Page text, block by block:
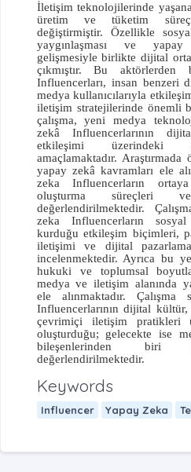
İletişim teknolojilerinde
üretim ve tüketim
değiştirmiştir. Özellikle
yaygınlaşması ve
gelişmesiyle birlikte dijital
çıkmıştır. Bu
Influencerları, insan benzeri
medya kullanıcılarıyla
iletişim stratejilerinde önemli
çalışma, yeni medya
zekâ Influencerlarının
etkileşimi üzerindeki
amaçlamaktadır.
yapay zekâ kavramları ele
zeka Influencerların
oluşturma süreçleri
değerlendirilmektedir.
zeka Influencerların sosyal
kurduğu etkileşim biçimleri,
iletişimi ve dijital
incelenmektedir. Ayrıca bu
hukuki ve toplumsal
medya ve iletişim alanında
ele alınmaktadır.
Influencerlarının dijital kültür,
çevrimiçi iletişim pratikleri
oluşturduğu; gelecekte ise
bileşenlerinden biri
değerlendirilmektedir.
Keywords
Influencer Yapay Zeka